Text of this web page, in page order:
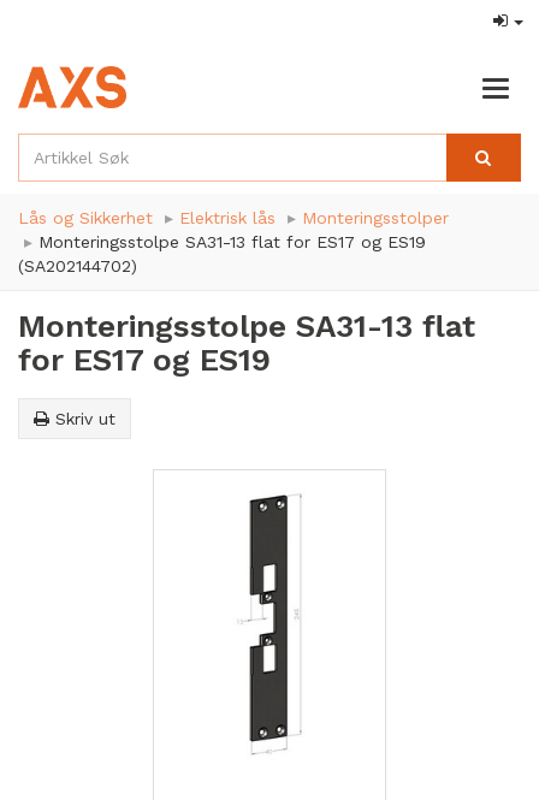
Lås og Sikkerhet Elektrisk lås
Monteringsstolper
Monteringsstolpe SA31-13 flat for ES17 og ES19
(SA202144702)
Monteringsstolpe SA31-13 flat
for ES17 og ES19
Skriv ut